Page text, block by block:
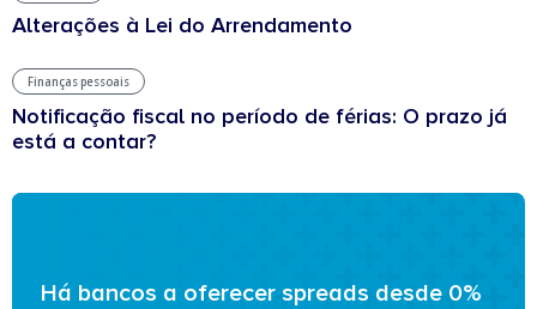
Alterações à Lei do Arrendamento
Finanças pessoais
Notificação fiscal no período de férias: O prazo já
está a contar?
Há bancos a oferecer spreads desde 0%